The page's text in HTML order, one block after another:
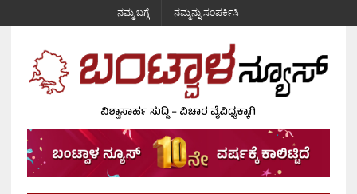
ನಮ್ಮ ಬಗ್ಗೆ ನಮ್ಮನ್ನು ಸಂಪರ್ಕಿಸಿ